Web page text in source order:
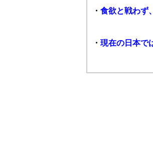
・ 食欲と戦わず
・ 現在の日本で